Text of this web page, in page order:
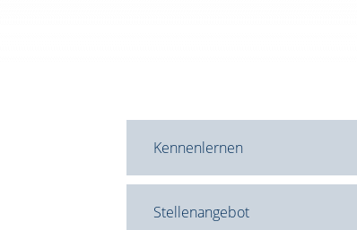
Kennenlernen
Stellenangebot